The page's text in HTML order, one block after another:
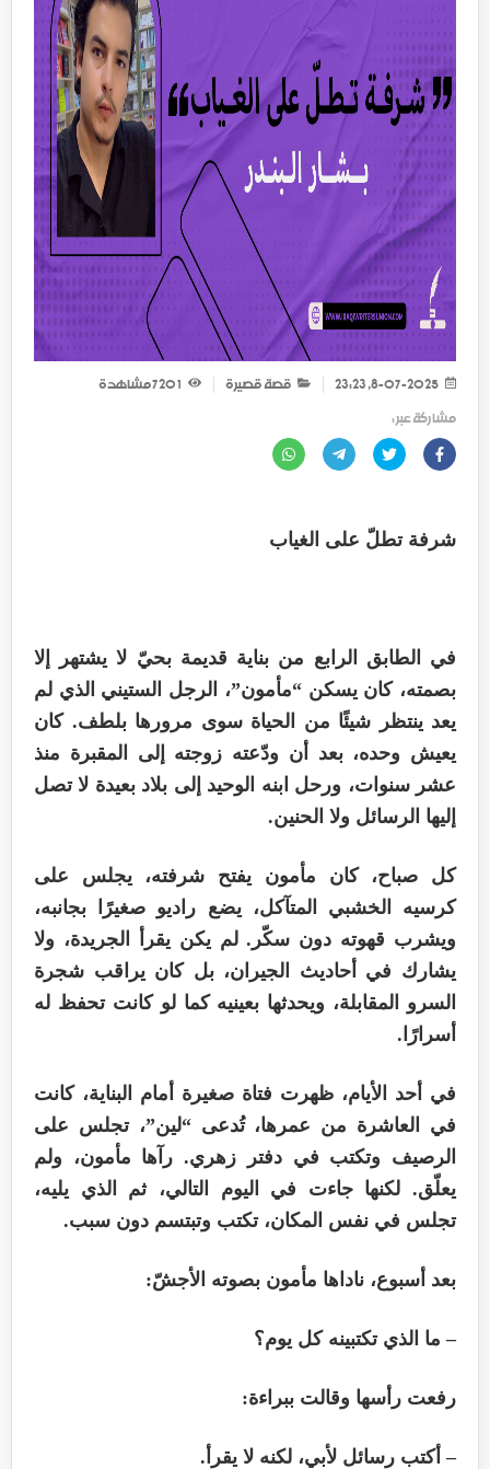
قصة قصيرة
مشاهدة
مشاركة عبر :
شرفة تطلّ على الغياب
في الطابق الرابع من بناية قديمة بحيّ لا يشتهر إلا
بصمته، كان يسكن “مأمون”، الرجل الستيني الذي لم
يعد ينتظر شيئًا من الحياة سوى مرورها بلطف. كان
يعيش وحده، بعد أن ودّعته زوجته إلى المقبرة منذ
عشر سنوات، ورحل ابنه الوحيد إلى بلاد بعيدة لا تصل
إليها الرسائل ولا الحنين.
كل صباح، كان مأمون يفتح شرفته، يجلس على
كرسيه الخشبي المتآكل، يضع راديو صغيرًا بجانبه،
ويشرب قهوته دون سكّر. لم يكن يقرأ الجريدة، ولا
يشارك في أحاديث الجيران، بل كان يراقب شجرة
السرو المقابلة، ويحدثها بعينيه كما لو كانت تحفظ له
أسرارًا.
في أحد الأيام، ظهرت فتاة صغيرة أمام البناية، كانت
في العاشرة من عمرها، تُدعى “لين”، تجلس على
الرصيف وتكتب في دفتر زهري. رآها مأمون، ولم
يعلّق. لكنها جاءت في اليوم التالي، ثم الذي يليه،
تجلس في نفس المكان، تكتب وتبتسم دون سبب.
بعد أسبوع، ناداها مأمون بصوته الأجشّ:
– ما الذي تكتبينه كل يوم؟
رفعت رأسها وقالت ببراءة:
– أكتب رسائل لأبي، لكنه لا يقرأ.